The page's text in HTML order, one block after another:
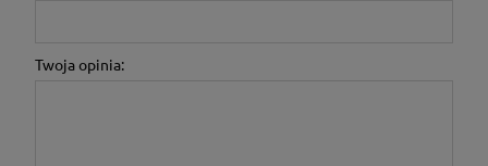
Twoja opinia: